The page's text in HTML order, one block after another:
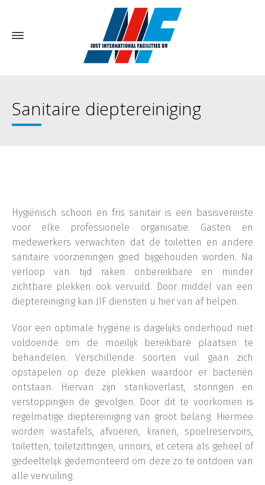
Sanitaire dieptereiniging
Hygiënisch schoon en fris sanitair is een basisvereiste
voor elke professionele organisatie. Gasten en
medewerkers verwachten dat de toiletten en andere
sanitaire voorzieningen goed bijgehouden worden. Na
verloop van tijd raken onbereikbare en minder
zichtbare plekken ook vervuild. Door middel van een
dieptereiniging kan JIF diensten u hier van af helpen.
Voor een optimale hygiëne is dagelijks onderhoud niet
voldoende om de moeilijk bereikbare plaatsen te
behandelen. Verschillende soorten vuil gaan zich
opstapelen op deze plekken waardoor er bacteriën
ontstaan. Hiervan zijn stankoverlast, storingen en
verstoppingen de gevolgen. Door dit te voorkomen is
regelmatige dieptereiniging van groot belang. Hiermee
worden wastafels, afvoeren, kranen, spoelreservoirs,
toiletten, toiletzittingen, urinoirs, et cetera als geheel of
gedeeltelijk gedemonteerd om deze zo te ontdoen van
alle vervuiling.